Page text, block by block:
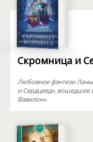
Скромница и
Любовное фэнтези
и Сердцеед», вошедшее
Вавилон».